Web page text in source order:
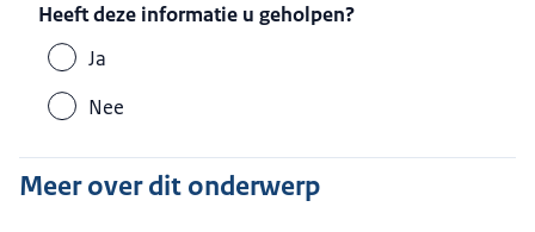
Heeft deze informatie u geholpen?
Ja
Nee
Meer over dit onderwerp